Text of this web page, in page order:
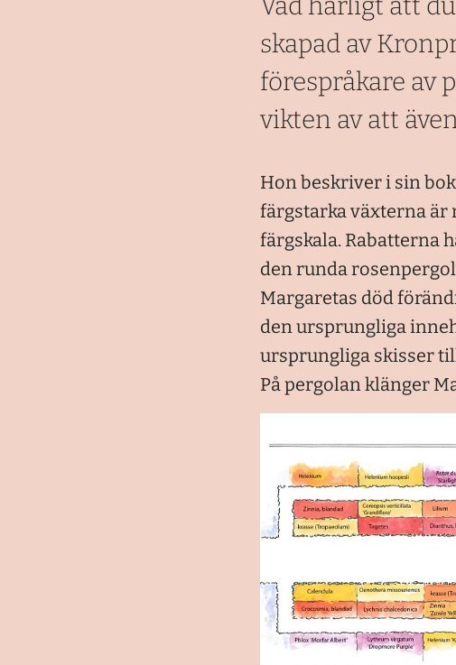
skapad av
förespråkare av
vikten av att
Hon beskriver i sin
färgstarka växterna är
färgskala. Rabatterna
den runda
Margaretas död
den ursprungliga
ursprungliga skisser
På pergolan klänger